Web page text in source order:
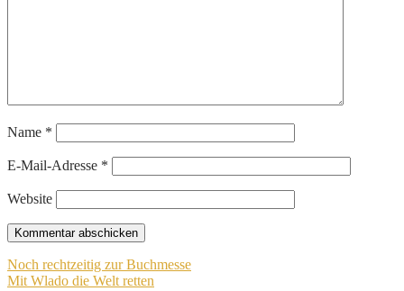
Name *
E-Mail-Adresse *
Website
Beitragsnavigation
Noch rechtzeitig zur Buchmesse
Mit Wlado die Welt retten